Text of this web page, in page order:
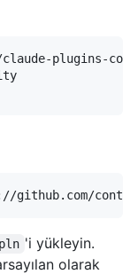
plugins-
'i yükleyin.
olarak